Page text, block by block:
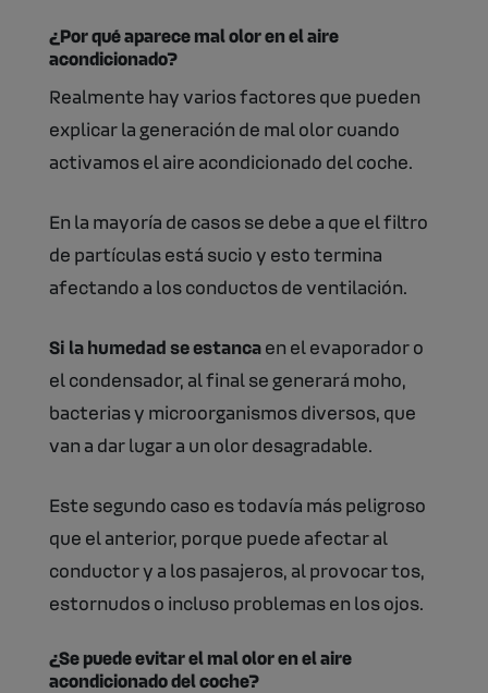
¿Por qué aparece mal olor en el aire
acondicionado?
Realmente hay varios factores que pueden
explicar la generación de mal olor cuando
activamos el aire acondicionado del coche.
En la mayoría de casos se debe a que el filtro
de partículas está sucio y esto termina
afectando a los conductos de ventilación.
Si la humedad se estancaen el evaporador o
el condensador, al final se generará moho,
bacterias y microorganismos diversos, que
van a dar lugar a un olor desagradable.
Este segundo caso es todavía más peligroso
que el anterior, porque puede afectar al
conductor y a los pasajeros, al provocar tos,
estornudos o incluso problemas en los ojos.
¿Se puede evitar el mal olor en el aire
acondicionado del coche?